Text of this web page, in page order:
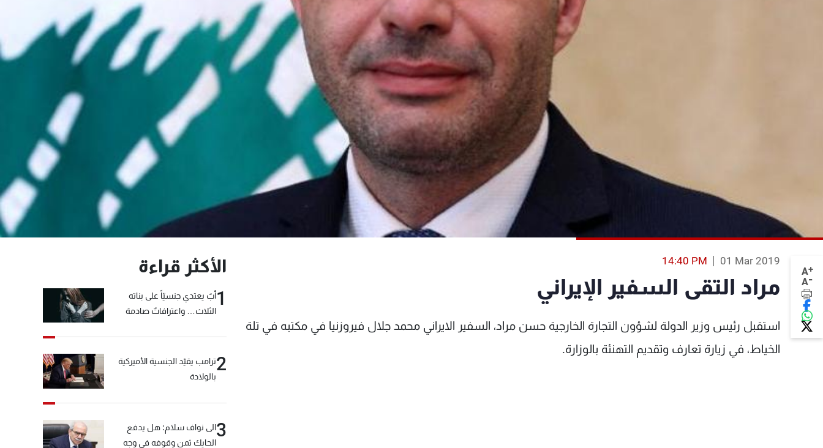
A+
A-
01 Mar 2019
14:40 PM
مراد التقى السفير الإيراني
استقبل رئيس وزير الدولة لشؤون التجارة الخارجية حسن مراد، السفير الايراني محمد جلال فيروزنيا في مكتبه في تلة
الخياط، في زيارة تعارف وتقديم التهنئة بالوزارة.
الأكثر قراءة
1أبٌ يعتدي جنسيّاً على بناته
الثلاث… واعترافاتٌ صادمة
2ترامب يقيّد الجنسية الأميركية
بالولادة
3الى نواف سلام: هل يدفع
الحايك ثمن وقوفه في وجه